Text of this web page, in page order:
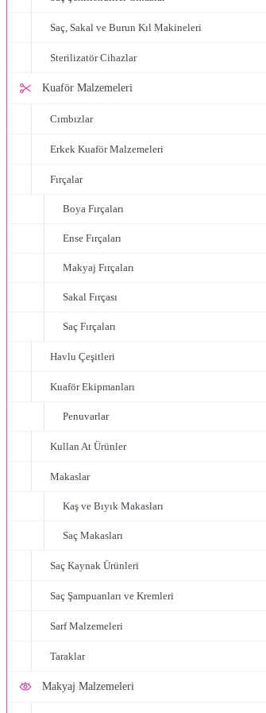
Saç, Sakal ve Burun Kıl Makineleri
Sterilizatör Cihazlar
Kuaför Malzemeleri
Cımbızlar
Erkek Kuaför Malzemeleri
Fırçalar
Boya Fırçaları
Ense Fırçaları
Makyaj Fırçaları
Sakal Fırçası
Saç Fırçaları
Havlu Çeşitleri
Kuaför Ekipmanları
Penuvarlar
Kullan At Ürünler
Makaslar
Kaş ve Bıyık Makasları
Saç Makasları
Saç Kaynak Ürünleri
Saç Şampuanları ve Kremleri
Sarf Malzemeleri
Taraklar
Makyaj Malzemeleri